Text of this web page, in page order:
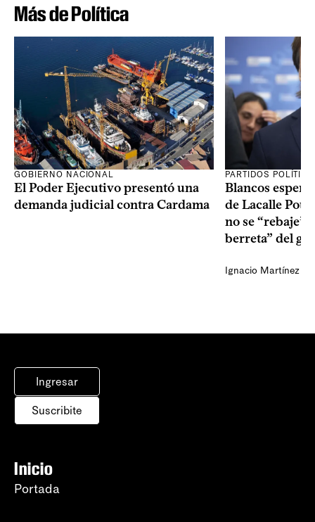
Más de Política
GOBIERNO NACIONAL
El Poder Ejecutivo presentó una
demanda judicial contra Cardama
PARTIDOS
Blancos
de Lacalle Pou
no se “rebaje”
berreta” del
Ignacio Martínez
Ingresar
Suscribite
Inicio
Portada